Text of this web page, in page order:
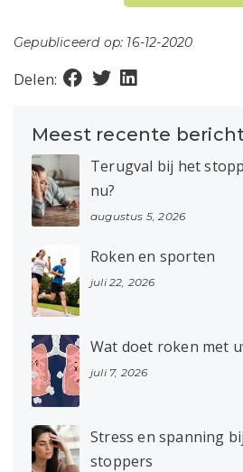
Gepubliceerd op: 16-12-2020
Delen:
Meest recente
Terugval bij het
nu?
augustus 5, 2026
Roken en sporten
juli 22, 2026
Wat doet roken met
juli 7, 2026
Stress en spanning
stoppers